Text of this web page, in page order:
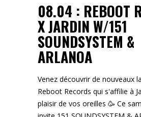
08.04 : REBOOT
X JARDIN W/151
SOUNDSYSTEM &
ARLANOA
Venez découvrir de nouveaux
Reboot Records qui s'affilie à
plaisir de vos oreilles 🥳 Ce